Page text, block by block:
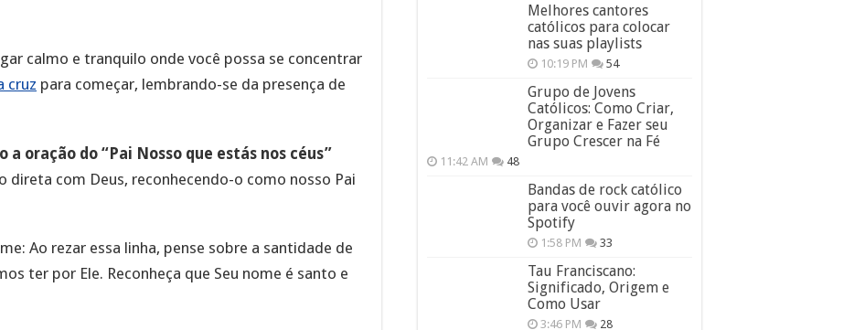
calmo e tranquilo onde você possa se concentrar
cruz para começar, lembrando-se da presença de
a oração do “Pai Nosso que estás nos céus”
direta com Deus, reconhecendo-o como nosso Pai
Ao rezar essa linha, pense sobre a santidade de
ter por Ele. Reconheça que Seu nome é santo e
Melhores cantores
católicos para colocar
nas suas playlists
10:19 PM 54
Grupo de Jovens
Católicos: Como Criar,
Organizar e Fazer seu
Grupo Crescer na Fé
11:42 AM 48
Bandas de rock católico
para você ouvir agora no
Spotify
1:58 PM 33
Tau Franciscano:
Significado, Origem e
Como Usar
3:46 PM 28